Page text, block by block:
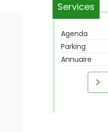
Services
Agenda
Parking
Annuaire